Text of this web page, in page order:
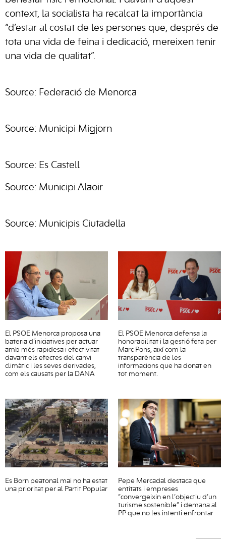
context, la socialista ha recalcat la importància
“d’estar al costat de les persones que, després de
tota una vida de feina i dedicació, mereixen tenir
una vida de qualitat”.
Source: Federació de Menorca
Source: Municipi Migjorn
Source: Es Castell
Source: Municipi Alaoir
Source: Municipis Ciutadella
El PSOE Menorca proposa una
bateria d’iniciatives per actuar
amb més rapidesa i efectivitat
davant els efectes del canvi
climàtic i les seves derivades,
com els causats per la DANA
El PSOE Menorca defensa la
honorabilitat i la gestió feta per
Marc Pons, així com la
transparència de les
informacions que ha donat en
tot moment.
Es Born peatonal mai no ha estat
una prioritat per al Partit Popular
Pepe Mercadal destaca que
entitats i empreses
“convergeixin en l’objectiu d’un
turisme sostenible” i demana al
PP que no les intenti enfrontar